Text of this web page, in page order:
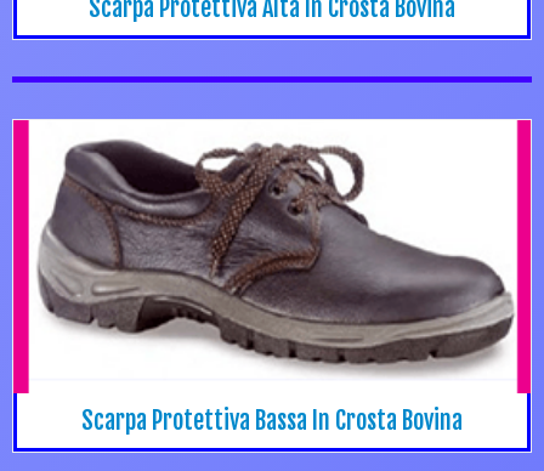
Scarpa Protettiva Alta In Crosta Bovina
Scarpa Protettiva Bassa In Crosta Bovina